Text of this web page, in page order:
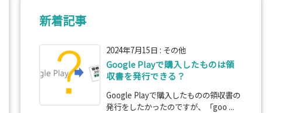
新着記事
2024年7月15日 : その他
Google Playで購入したものは領
収書を発行できる？
Google Playで購入したものの領収書の
発行をしたかったのですが、「goo ...